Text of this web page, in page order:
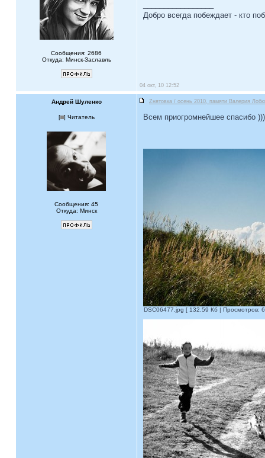
Сообщения: 2686
Откуда: Минск-Заславль
Добро всегда побеждает - кто
04 окт, 10 12:52
Андрей Шуленко Zнятовка / осень 2010, памяти Валерия
[ ] Читатель
Сообщения: 45
Откуда: Минск
Всем приогромнейшее спасибо
DSC06477.jpg [ 132.59 Кб | Просмотров: